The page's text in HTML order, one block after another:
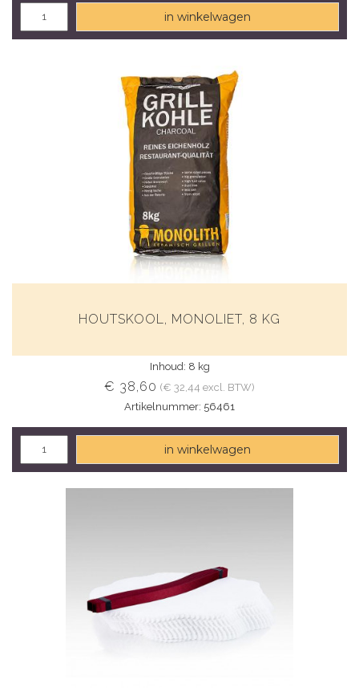
in winkelwagen
HOUTSKOOL, MONOLIET, 8 KG
Inhoud: 8 kg
€ 38,60 (€ 32,44 excl. BTW)
Artikelnummer: 56461
in winkelwagen